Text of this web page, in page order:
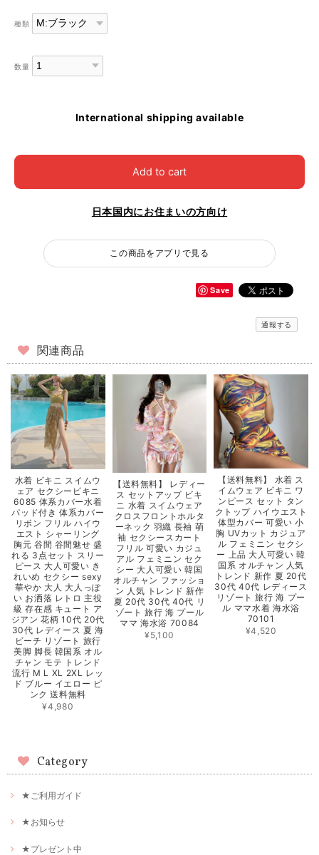
種類
数量
International shipping available
Add to cart
日本国内にお住まいの方向け
この商品をアプリで見る
Save
通報する
関連商品
水着 ビキニ スイムウ
ェア セクシービキニ
6085 体系カバー水着
パッド付き 体系カバー
リボン フリル ハイウ
エスト シャーリング
胸元 谷間 谷間魅せ 盛
れる 3点セット スリー
ピース 大人可愛い き
れいめ セクシー sexy
華やか 大人 大人っぽ
い お洒落 レトロ 主役
級 存在感 キュート ア
ジアン 花柄 10代 20代
30代 レディース 夏 海
ビーチ リゾート 旅行
美脚 脚長 韓国系 オル
チャン モテ トレンド
流行 M L XL 2XL レッ
ド ブルー イエロー ピ
ンク 送料無料
¥4,980
【送料無料】 レディー
ス セットアップ ビキ
ニ 水着 スイムウェア
クロスフロントホルタ
ーネック 羽織 長袖 萌
袖 セクシースカート
フリル 可愛い カジュ
アル フェミニン セク
シー 大人可愛い 韓国
オルチャン ファッショ
ン 人気 トレンド 新作
夏 20代 30代 40代 リ
ゾート 旅行 海 プール
ママ 海水浴 70084
¥5,100
【送料無料】 水着 ス
イムウェア ビキニ ワ
ンピース セット タン
クトップ ハイウエスト
体型カバー 可愛い 小
胸 UVカット カジュア
ル フェミニン セクシ
ー 上品 大人可愛い 韓
国系 オルチャン 人気
トレンド 新作 夏 20代
30代 40代 レディース
リゾート 旅行 海 プー
ル ママ水着 海水浴
70101
¥4,520
Category
★ご利用ガイド
★お知らせ
★プレゼント中